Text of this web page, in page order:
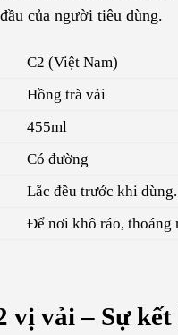
của người tiêu dùng.
C2 (Việt Nam)
Hồng trà vải
455ml
Có đường
Lắc đều trước khi
Để nơi khô ráo, thoáng
vị vải – Sự